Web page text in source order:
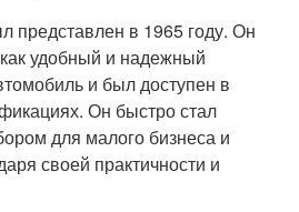
представлен в 1965 году. Он
удобный и надежный
и был доступен в
Он быстро стал
для малого бизнеса и
своей практичности и